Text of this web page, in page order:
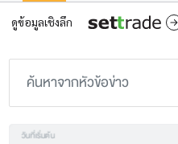
ดูข้อมูลเชิงลึก
วันที่เริ่มต้น